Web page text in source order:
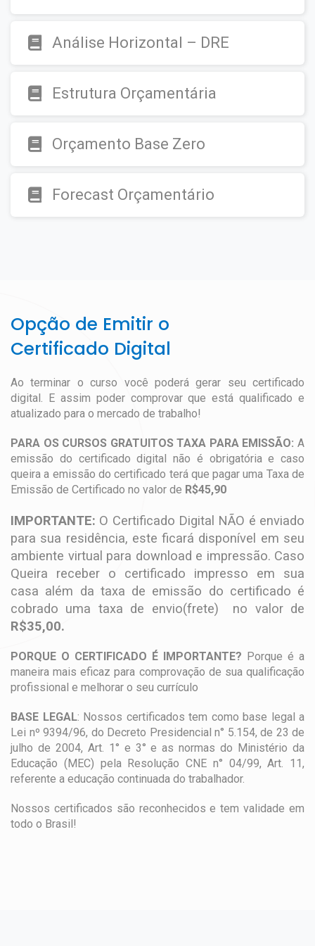
Análise Horizontal – DRE
Estrutura Orçamentária
Orçamento Base Zero
Forecast Orçamentário
Opção de Emitir o
Certificado Digital
Ao terminar o curso você poderá gerar seu certificado
digital. E assim poder comprovar que está qualificado e
atualizado para o mercado de trabalho!
PARA OS CURSOS GRATUITOS TAXA PARA EMISSÃO: A
emissão do certificado digital não é obrigatória e caso
queira a emissão do certificado terá que pagar uma Taxa de
Emissão de Certificado no valor de R$45,90
IMPORTANTE: O Certificado Digital NÃO é enviado
para sua residência, este ficará disponível em seu
ambiente virtual para download e impressão. Caso
Queira receber o certificado impresso em sua
casa além da taxa de emissão do certificado é
cobrado uma taxa de envio(frete) no valor de
R$35,00.
PORQUE O CERTIFICADO É IMPORTANTE? Porque é a
maneira mais eficaz para comprovação de sua qualificação
profissional e melhorar o seu currículo
BASE LEGAL: Nossos certificados tem como base legal a
Lei nº 9394/96, do Decreto Presidencial n° 5.154, de 23 de
julho de 2004, Art. 1° e 3° e as normas do Ministério da
Educação (MEC) pela Resolução CNE n° 04/99, Art. 11,
referente a educação continuada do trabalhador.
Nossos certificados são reconhecidos e tem validade em
todo o Brasil!